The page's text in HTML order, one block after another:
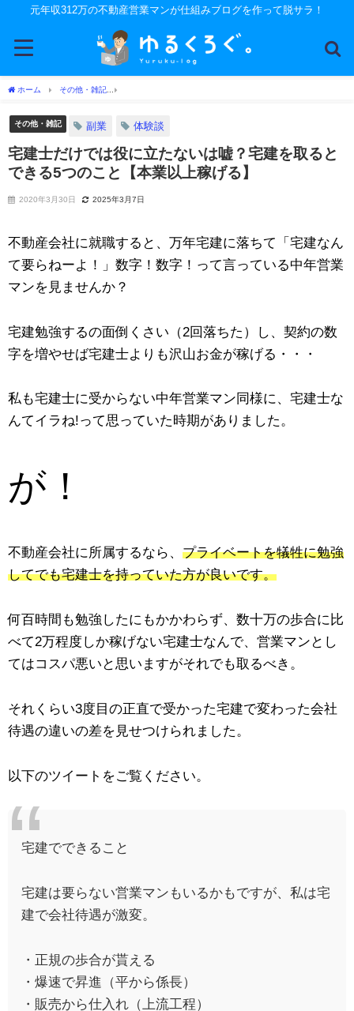
元年収312万の不動産営業マンが仕組みブログを作って脱サラ！
ホーム その他・雑記
その他・雑記 副業 体験談
宅建士だけでは役に立たないは嘘？宅建を取ると
できる5つのこと【本業以上稼げる】
2020年3月30日 2025年3月7日
不動産会社に就職すると、万年宅建に落ちて「宅建なん
て要らねーよ！」数字！数字！って言っている中年営業
マンを見ませんか？
宅建勉強するの面倒くさい（2回落ちた）し、契約の数
字を増やせば宅建士よりも沢山お金が稼げる・・・
私も宅建士に受からない中年営業マン同様に、宅建士な
んてイラね!って思っていた時期がありました。
が！
不動産会社に所属するなら、 プライベートを犠牲に勉強
してでも宅建士を持っていた方が良いです。
何百時間も勉強したにもかかわらず、数十万の歩合に比
べて2万程度しか稼げない宅建士なんで、営業マンとし
てはコスパ悪いと思いますがそれでも取るべき。
それくらい3度目の正直で受かった宅建で変わった会社
待遇の違いの差を見せつけられました。
以下のツイートをご覧ください。
宅建でできること
宅建は要らない営業マンもいるかもですが、私は宅
建で会社待遇が激変。
・正規の歩合が貰える
・爆速で昇進（平から係長）
・販売から仕入れ（上流工程）